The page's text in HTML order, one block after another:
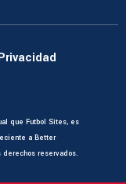
que Futbol Sites, es
a Better
reservados.